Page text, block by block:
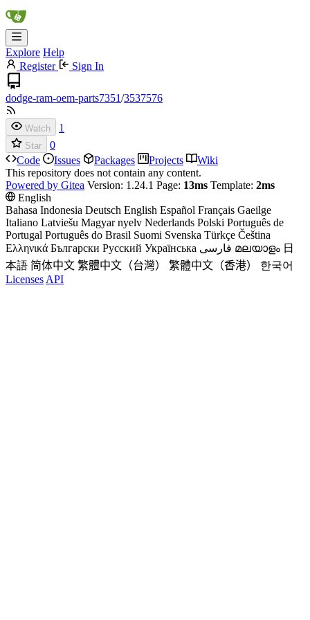
Explore Help
Register
Sign In
dodge-ram-oem-parts7351/3537576
Watch 1
Star
0
Code
Issues Packages Projects
Wiki
This repository does not contain any content.
Powered by Gitea Version: 1.24.1 Page: 13ms Template: 2ms
English
Bahasa Indonesia Deutsch English Español Français Gaeilge
Italiano Latviešu Magyar nyelv Nederlands Polski Português de
Portugal Português do Brasil Suomi Svenska Türkçe Čeština
Ελληνικά Български Русский Українська فارسی മലയാളം 日
本語 简体中文 繁體中文（台灣） 繁體中文（香港）
한국어
Licenses API